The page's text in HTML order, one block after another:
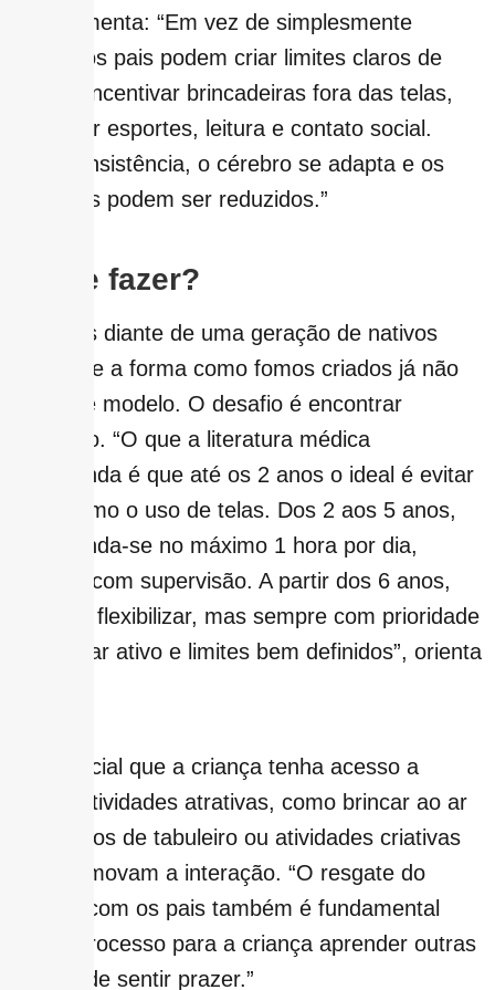
complementa: “Em vez de simplesmente
proibir, os pais podem criar limites claros de
tempo, incentivar brincadeiras fora das telas,
estimular esportes, leitura e contato social.
Com consistência, o cérebro se adapta e os
prejuízos podem ser reduzidos.”
O que fazer?
Estamos diante de uma geração de nativos
digitais, e a forma como fomos criados já não
serve de modelo. O desafio é encontrar
equilíbrio. “O que a literatura médica
recomenda é que até os 2 anos o ideal é evitar
ao máximo o uso de telas. Dos 2 aos 5 anos,
recomenda-se no máximo 1 hora por dia,
sempre com supervisão. A partir dos 6 anos,
pode-se flexibilizar, mas sempre com prioridade
ao brincar ativo e limites bem definidos”, orienta
É essencial que a criança tenha acesso a
outras atividades atrativas, como brincar ao ar
livre, jogos de tabuleiro ou atividades criativas
que promovam a interação. “O resgate do
vínculo com os pais também é fundamental
nesse processo para a criança aprender outras
formas de sentir prazer.”